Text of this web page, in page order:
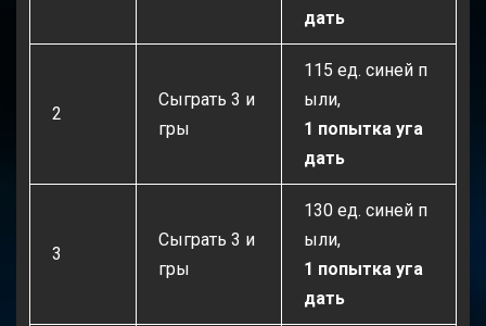
дать
2
Сыграть 3 и
гры
115 ед. синей п
ыли,
1 попытка уга
дать
3
Сыграть 3 и
гры
130 ед. синей п
ыли,
1 попытка уга
дать